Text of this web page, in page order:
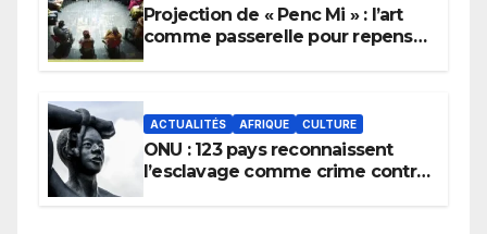
Projection de « Penc Mi » : l’art
comme passerelle pour repenser
ACTUALITÉS AFRIQUE CULTURE
ONU : 123 pays reconnaissent
l’esclavage comme crime contre